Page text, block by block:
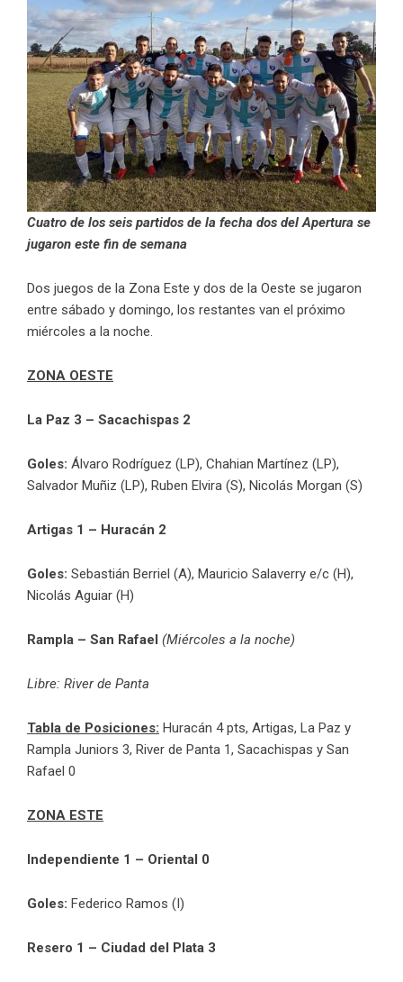
Cuatro de los seis partidos de la fecha dos del Apertura se
jugaron este fin de semana
Dos juegos de la Zona Este y dos de la Oeste se jugaron
entre sábado y domingo, los restantes van el próximo
miércoles a la noche.
ZONA OESTE
La Paz 3 – Sacachispas 2
Goles: Álvaro Rodríguez (LP), Chahian Martínez (LP),
Salvador Muñiz (LP), Ruben Elvira (S), Nicolás Morgan (S)
Artigas 1 – Huracán 2
Goles: Sebastián Berriel (A), Mauricio Salaverry e/c (H),
Nicolás Aguiar (H)
Rampla – San Rafael (Miércoles a la noche)
Libre: River de Panta
Tabla de Posiciones: Huracán 4 pts, Artigas, La Paz y
Rampla Juniors 3, River de Panta 1, Sacachispas y San
Rafael 0
ZONA ESTE
Independiente 1 – Oriental 0
Goles: Federico Ramos (I)
Resero 1 – Ciudad del Plata 3